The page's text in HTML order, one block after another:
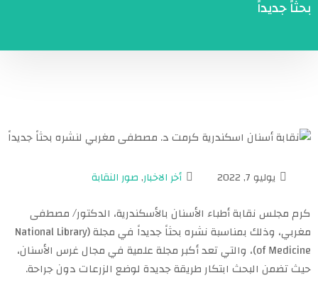
بحثاً جديداً
يوليو 7, 2022 أخر الاخبار,صور النقابة
كرم مجلس نقابة أطباء الأسنان بالأسكندرية، الدكتور/ مصطفى
مغربي، وذلك بمناسبة نشره بحثاً جديداً في مجلة (National Library
of Medicine)، والتي تعد أكبر مجلة علمية في مجال غرس الأسنان،
حيث تضمن البحث ابتكار طريقة جديدة لوضع الزرعات دون جراحة.